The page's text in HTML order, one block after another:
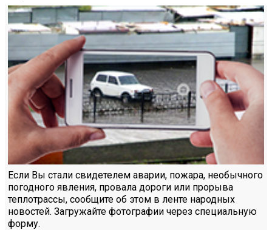
Если Вы стали свидетелем аварии, пожара, необычного
погодного явления, провала дороги или прорыва
теплотрассы, сообщите об этом в ленте народных
новостей. Загружайте фотографии через специальную
форму.